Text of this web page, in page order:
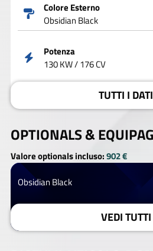
Colore Esterno
Obsidian Black
Potenza
130 KW / 176 CV
TUTTI I DATI
OPTIONALS &
Valore optionals incluso:902 €
Obsidian Black
VEDI TUTTI